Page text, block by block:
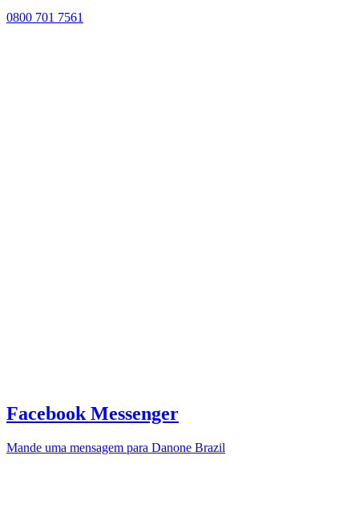
0800 701 7561
Facebook Messenger
Mande uma mensagem para Danone Brazil